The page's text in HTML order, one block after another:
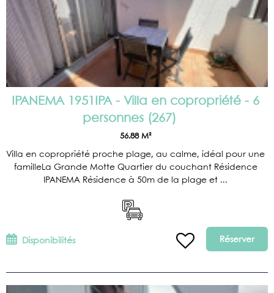
IPANEMA 1951IPA - Villa en copropriété - 6
personnes (267)
56.88 M²
Villa en copropriété proche plage, au calme, idéal pour une
familleLa Grande Motte Quartier du couchant Résidence
IPANEMA Résidence à 50m de la plage et ...
Disponibilités Réserver